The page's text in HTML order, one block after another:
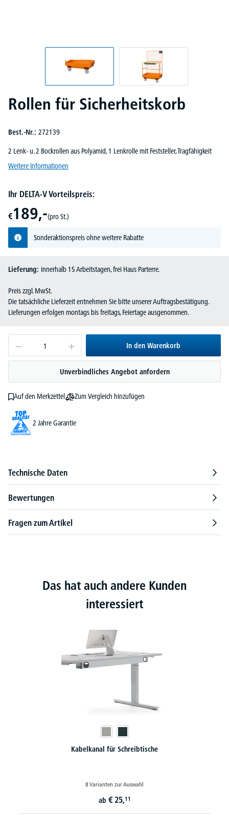
Rollen für Sicherheitskorb
Best.-Nr.: 272139
2 Lenk- u. 2 Bockrollen aus Polyamid, 1 Lenkrolle mit Feststeller, Tragfähigkeit
Weitere Informationen
Ihr DELTA-V Vorteilspreis:
€189,-(pro St.)
Sonderaktionspreis ohne weitere Rabatte
Lieferung: innerhalb 15 Arbeitstagen, frei Haus Parterre.
Preis zzgl. MwSt.
Die tatsächliche Lieferzeit entnehmen Sie bitte unserer Auftragsbestätigung.
Lieferungen erfolgen montags bis freitags, Feiertage ausgenommen.
In den Warenkorb
Unverbindliches Angebot anfordern
Auf den Merkzettel Zum Vergleich hinzufügen
2 Jahre Garantie
Technische Daten
Bewertungen
Fragen zum Artikel
Das hat auch andere Kunden
interessiert
Kabelkanal für Schreibtische
8 Varianten zur Auswahl
ab € 25,11